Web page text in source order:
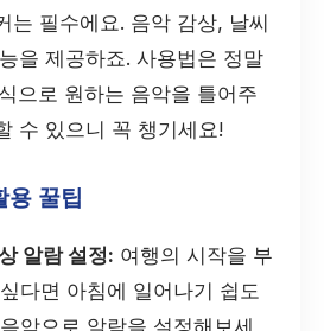
는 필수에요. 음악 감상, 날씨
을 제공하죠. 사용법은 정말
으로 원하는 음악을 틀어주
수 있으니 꼭 챙기세요!
용 꿀팁
알람 설정: 여행의 시작을 부
다면 아침에 일어나기 쉽도
악으로 알람을 설정해보세